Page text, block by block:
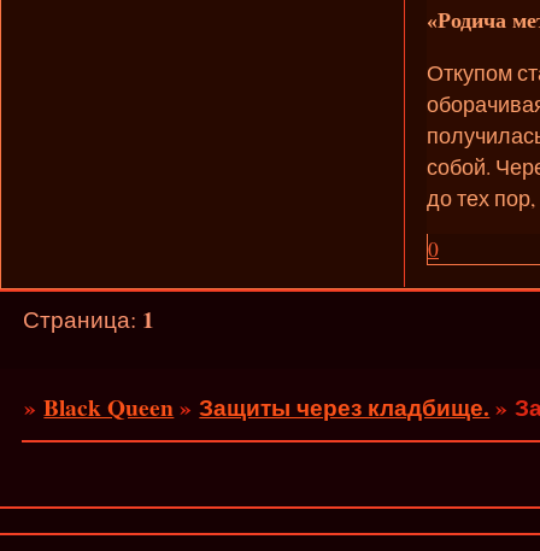
«Родича
Откупом
собой.
до тех
0
Страница: 1
»Black Queen»Защиты через кладбище. »